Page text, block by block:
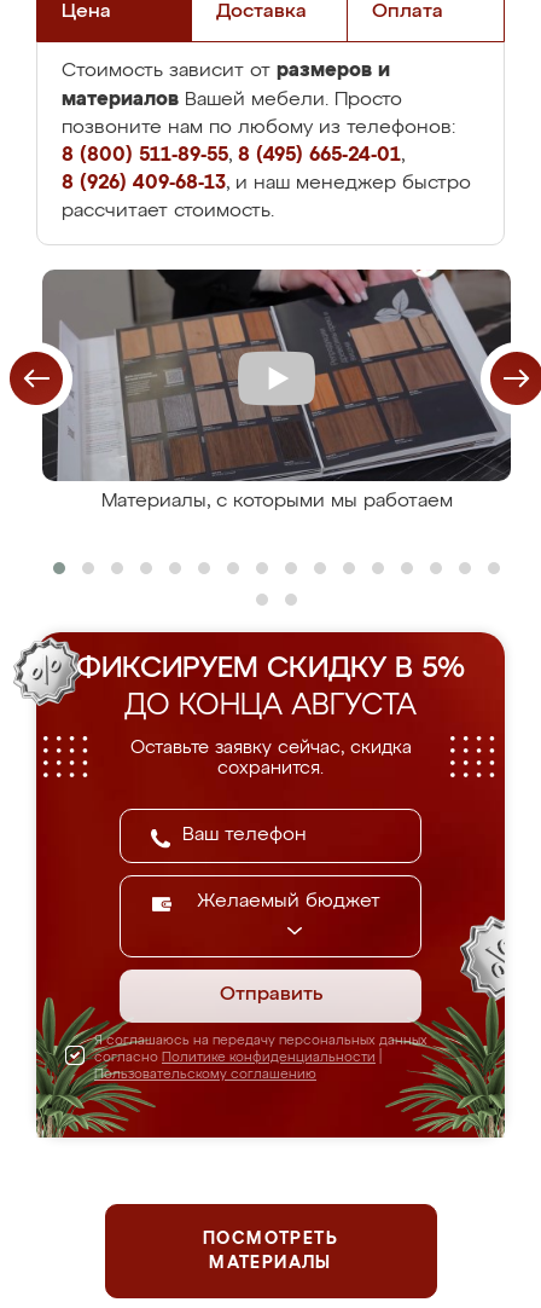
Цена Доставка Оплата
Стоимость зависит от размеров и
материалов Вашей мебели. Просто
позвоните нам по любому из телефонов:
8 (800) 511-89-55, 8 (495) 665-24-01,
8 (926) 409-68-13, и наш менеджер быстро
рассчитает стоимость.
Материалы, с которыми мы работаем
ФИКСИРУЕМ СКИДКУ В 5%
ДО КОНЦА АВГУСТА
Оставьте заявку сейчас, скидка
сохранится.
Желаемый бюджет
Отправить
Я соглашаюсь на передачу персональных данных
согласно Политике конфиденциальности
Пользовательскому соглашению
ПОСМОТРЕТЬ
МАТЕРИАЛЫ